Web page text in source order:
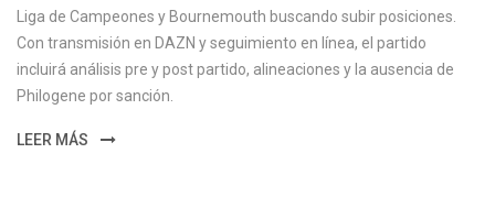
Liga de Campeones y Bournemouth buscando subir posiciones.
Con transmisión en DAZN y seguimiento en línea, el partido
incluirá análisis pre y post partido, alineaciones y la ausencia de
Philogene por sanción.
LEER MÁS